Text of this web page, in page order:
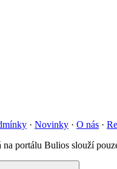
· Novinky · O nás ·
na portálu Bulios slouží